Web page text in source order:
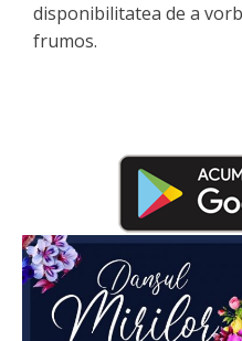
disponibilitatea de a
frumos.